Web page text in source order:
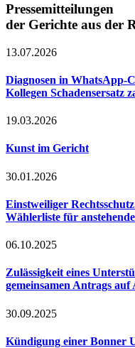
Pressemitteilungen
der Gerichte aus der
13.07.2026
Diagnosen in WhatsApp-
Kollegen Schadensersatz
19.03.2026
Kunst im Gericht
30.01.2026
Einstweiliger
Wählerliste für
06.10.2025
Zulässigkeit eines
gemeinsamen Antrags
30.09.2025
Kündigung einer Bonner